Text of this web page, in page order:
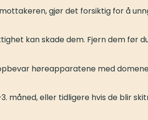
gjør det forsiktig for å
kan skade dem. Fjern dem før
høreapparatene med
måned, eller tidligere hvis de blir